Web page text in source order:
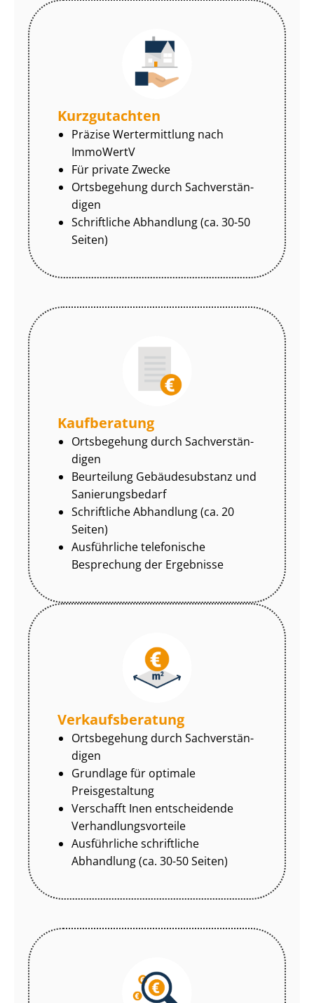
Kurzgutachten
Präzise Wertermittlung nach
ImmoWertV
Für private Zwecke
Ortsbegehung durch Sach­ver­stän­
di­gen
Schriftliche Abhandlung (ca. 30-50
Seiten)
Kaufberatung
Ortsbegehung durch Sach­ver­stän­
di­gen
Beurteilung Gebäudesubstanz und
Sa­nie­rungs­be­darf
Schriftliche Abhandlung (ca. 20
Seiten)
Ausführliche telefonische
Besprechung der Ergebnisse
Ver­kaufs­be­ra­tung
Ortsbegehung durch Sach­ver­stän­
di­gen
Grundlage für optimale
Preisgestaltung
Verschafft Inen entscheidende
Ver­hand­lungs­vor­tei­le
Ausführliche schriftliche
Abhandlung (ca. 30-50 Seiten)